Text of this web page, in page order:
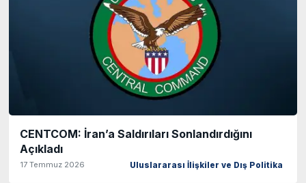
CENTCOM: İran’a Saldırıları Sonlandırdığını
Açıkladı
17 Temmuz 2026 Uluslararası İlişkiler ve Dış Politika